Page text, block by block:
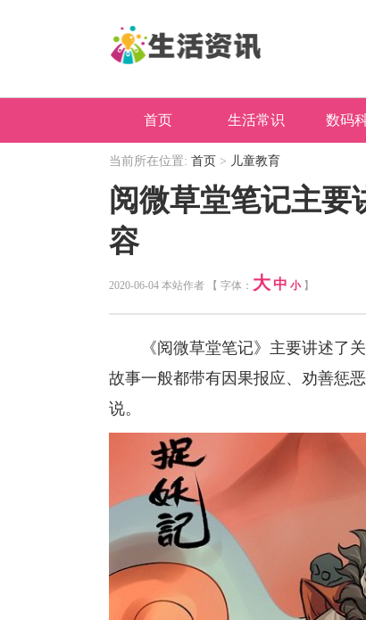
首页 生活常识 数码
当前所在位置: 首页 > 儿童教育
阅微草堂笔记主要
容
2020-06-04 本站作者 【 字体： 大 中 小】
《阅微草堂笔记》主要讲述了关
故事一般都带有因果报应、劝善惩
说。